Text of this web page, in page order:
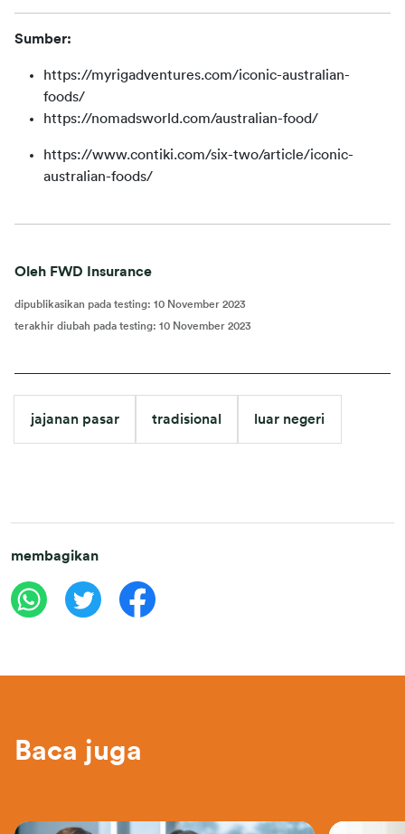
Sumber:
https://myrigadventures.com/iconic-australian-
foods/
https://nomadsworld.com/australian-food/
https://www.contiki.com/six-two/article/iconic-
australian-foods/
Oleh FWD Insurance
dipublikasikan pada testing: 10 November 2023
terakhir diubah pada testing: 10 November 2023
jajanan pasar tradisional luar negeri
membagikan
Baca juga